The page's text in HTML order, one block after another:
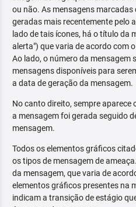
ou não. As mensagens marcadas
geradas mais recentemente pelo
lado de tais ícones, há o título da
alerta") que varia de acordo com
Ao lado, o número da mensagem
mensagens disponíveis para
a data de geração da mensagem.
No canto direito, sempre aparece
a mensagem foi gerada seguido
mensagem.
Todos os elementos gráficos
os tipos de mensagem de
da mensagem, que varia de
elementos gráficos presentes na
indicam a transição de estágio